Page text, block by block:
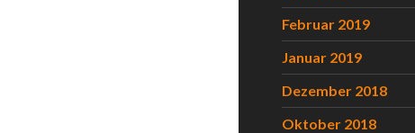
Februar 2019
Januar 2019
Dezember 2018
Oktober 2018